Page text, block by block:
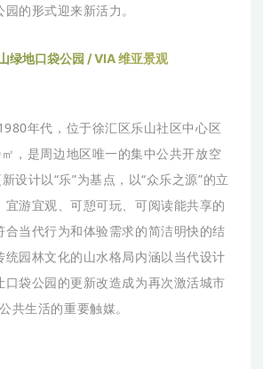
园的形式迎来新活力。
绿地口袋公园 /VIA维亚景观
年代，位于徐汇区乐山社区中心区
，是周边地区唯一的集中公共开放空
设计以“乐”为基点，以“众乐之源”的立
宜游宜观、可憩可玩、可阅读能共享的
合当代行为和体验需求的简洁明快的结
统园林文化的山水格局内涵以当代设计
口袋公园的更新改造成为再次激活城市
公共生活的重要触媒。